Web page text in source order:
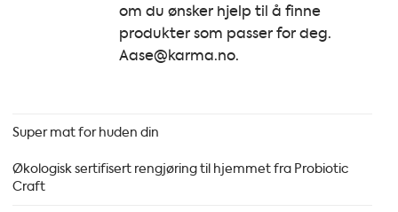
om du ønsker hjelp til å finne
produkter som passer for deg.
Aase@karma.no.
Super mat for huden din
Økologisk sertifisert rengjøring til hjemmet fra Probiotic
Craft